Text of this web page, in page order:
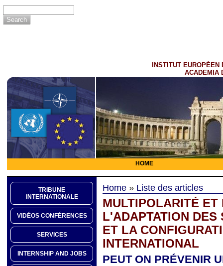
INSTITUT EUROPÉEN
ACADEMIA
HOME
TRIBUNE
INTERNATIONALE
VIDÉOS CONFÉRENCES
SERVICES
INTERNSHIP AND JOBS
Home » Liste des articles
MULTIPOLARITÉ ET
L'ADAPTATION DES
ET LA
INTERNATIONAL
PEUT ON PRÉVENIR